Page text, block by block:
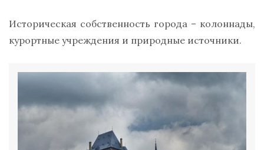
Историческая собственность города – колоннады,
курортные учреждения и природные источники.